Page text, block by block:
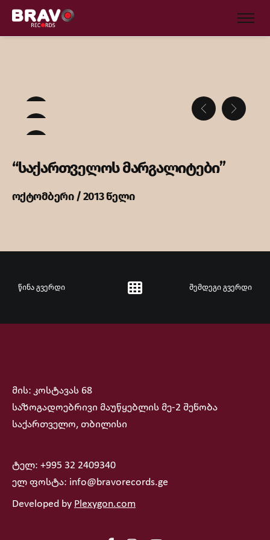
“საქართველოს მარგალიტები”
ოქტომბერი / 2013 წელი
წინა გვერდი შემდეგი გვერდი
მის: კოსტავას 68
საზოგადოებრივი მაუწყებლის მე-2 შენობა
საქართველო, თბილისი
ტელ: +995 32 2409340
ელ ფოსტა: info@bravorecords.ge
Developed by Plexygon.com